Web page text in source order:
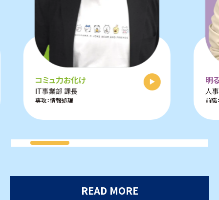
コミュ力お化け
IT事業部 課長
専攻：情報処理
明
人
前職
READ MORE